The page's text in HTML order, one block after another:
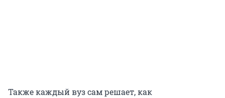
Также каждый вуз сам решает, как